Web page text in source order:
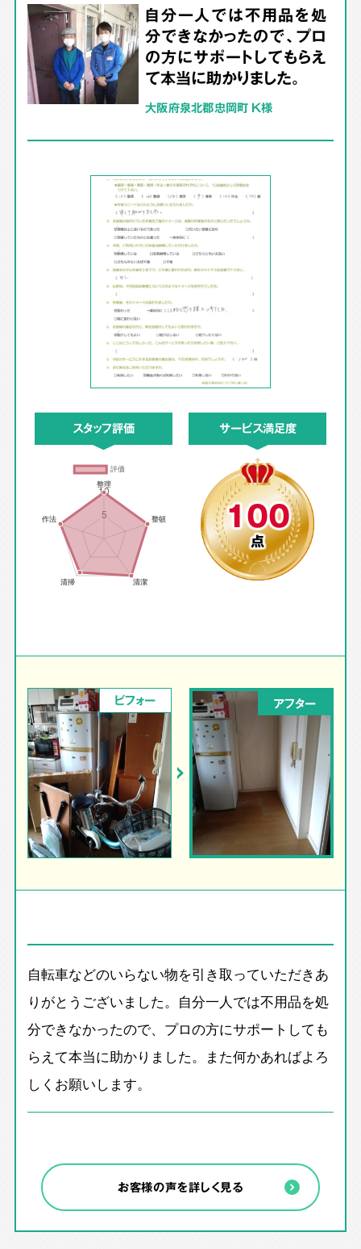
自分一人では不用品を処
分できなかったので、プロ
の方にサポートしてもらえ
て本当に助かりました。
大阪府泉北郡忠岡町 K様
スタッフ評価 サービス満足度
100
点
ビフォー アフター
自転車などのいらない物を引き取っていただきあ
りがとうございました。自分一人では不用品を処
分できなかったので、プロの方にサポートしても
らえて本当に助かりました。また何かあればよろ
しくお願いします。
お客様の声を詳しく見る